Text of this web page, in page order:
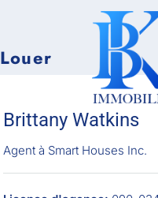
Louer
Brittany Watkins
Agent à Smart Houses Inc.